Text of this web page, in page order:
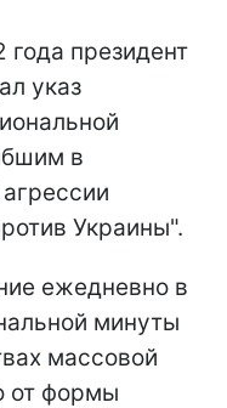
президент
указ
в
Украины".
ежедневно в
минуты
массовой
от формы